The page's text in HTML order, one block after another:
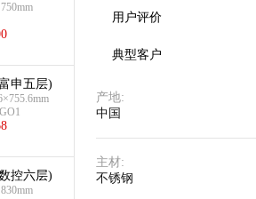
申五层)
控六层)
用户评价
典型客户
产地:
中国
主材:
不锈钢